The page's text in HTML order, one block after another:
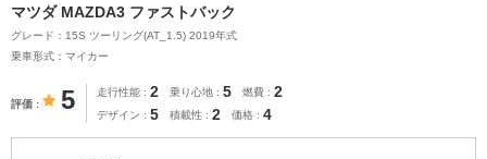
マツダ MAZDA3 ファストバック
グレード：15S ツーリング(AT_1.5) 2019年式
乗車形式：マイカー
評価 5 走行性能 2 乗り心地 5 燃費 2
デザイン 5 積載性 2 価格 4